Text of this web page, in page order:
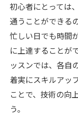
初心者にとっては
通うことができる
忙しい日でも時間
に上達することが
ッスンでは、各自
着実にスキルアッ
ことで、技術の向
う。